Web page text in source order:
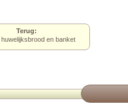
Terug:
huwelijksbrood en banket